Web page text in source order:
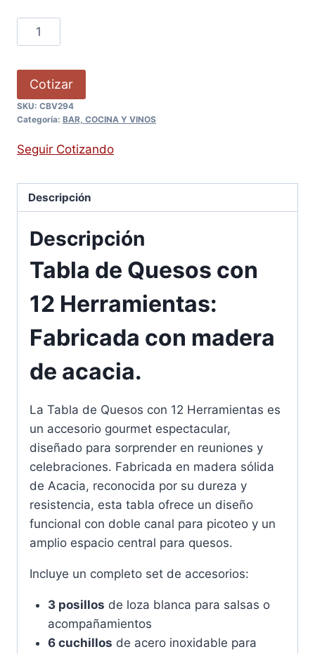
Cotizar
SKU: CBV294
Categoría: BAR, COCINA Y VINOS
Seguir Cotizando
Descripción
Descripción
Tabla de Quesos con
12 Herramientas:
Fabricada con madera
de acacia.
La Tabla de Quesos con 12 Herramientas es
un accesorio gourmet espectacular,
diseñado para sorprender en reuniones y
celebraciones. Fabricada en madera sólida
de Acacia, reconocida por su dureza y
resistencia, esta tabla ofrece un diseño
funcional con doble canal para picoteo y un
amplio espacio central para quesos.
Incluye un completo set de accesorios:
3 posillos de loza blanca para salsas o
acompañamientos
6 cuchillos de acero inoxidable para